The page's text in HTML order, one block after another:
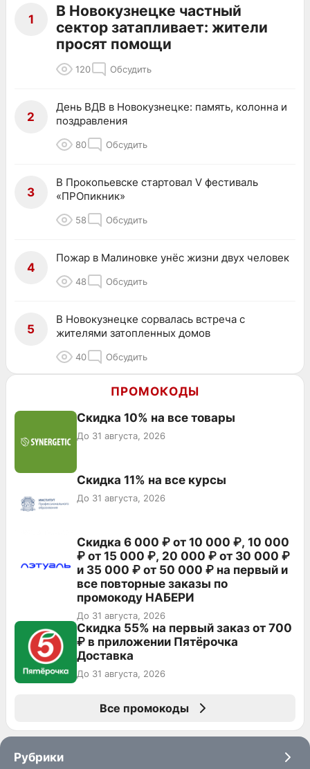
1
В Новокузнецке частный
сектор затапливает: жители
просят помощи
120 Обсудить
2
День ВДВ в Новокузнецке: память, колонна и
поздравления
80 Обсудить
3
В Прокопьевске стартовал V фестиваль
«ПРОпикник»
58 Обсудить
4
Пожар в Малиновке унёс жизни двух человек
48 Обсудить
5
В Новокузнецке сорвалась встреча с
жителями затопленных домов
40 Обсудить
ПРОМОКОДЫ
Скидка 10% на все товары
До 31 августа, 2026
Скидка 11% на все курсы
До 31 августа, 2026
Скидка 6 000 ₽ от 10 000 ₽, 10 000
₽ от 15 000 ₽, 20 000 ₽ от 30 000 ₽
и 35 000 ₽ от 50 000 ₽ на первый и
все повторные заказы по
промокоду НАБЕРИ
До 31 августа, 2026
Скидка 55% на первый заказ от 700
₽ в приложении Пятёрочка
Доставка
До 31 августа, 2026
Все промокоды
Рубрики